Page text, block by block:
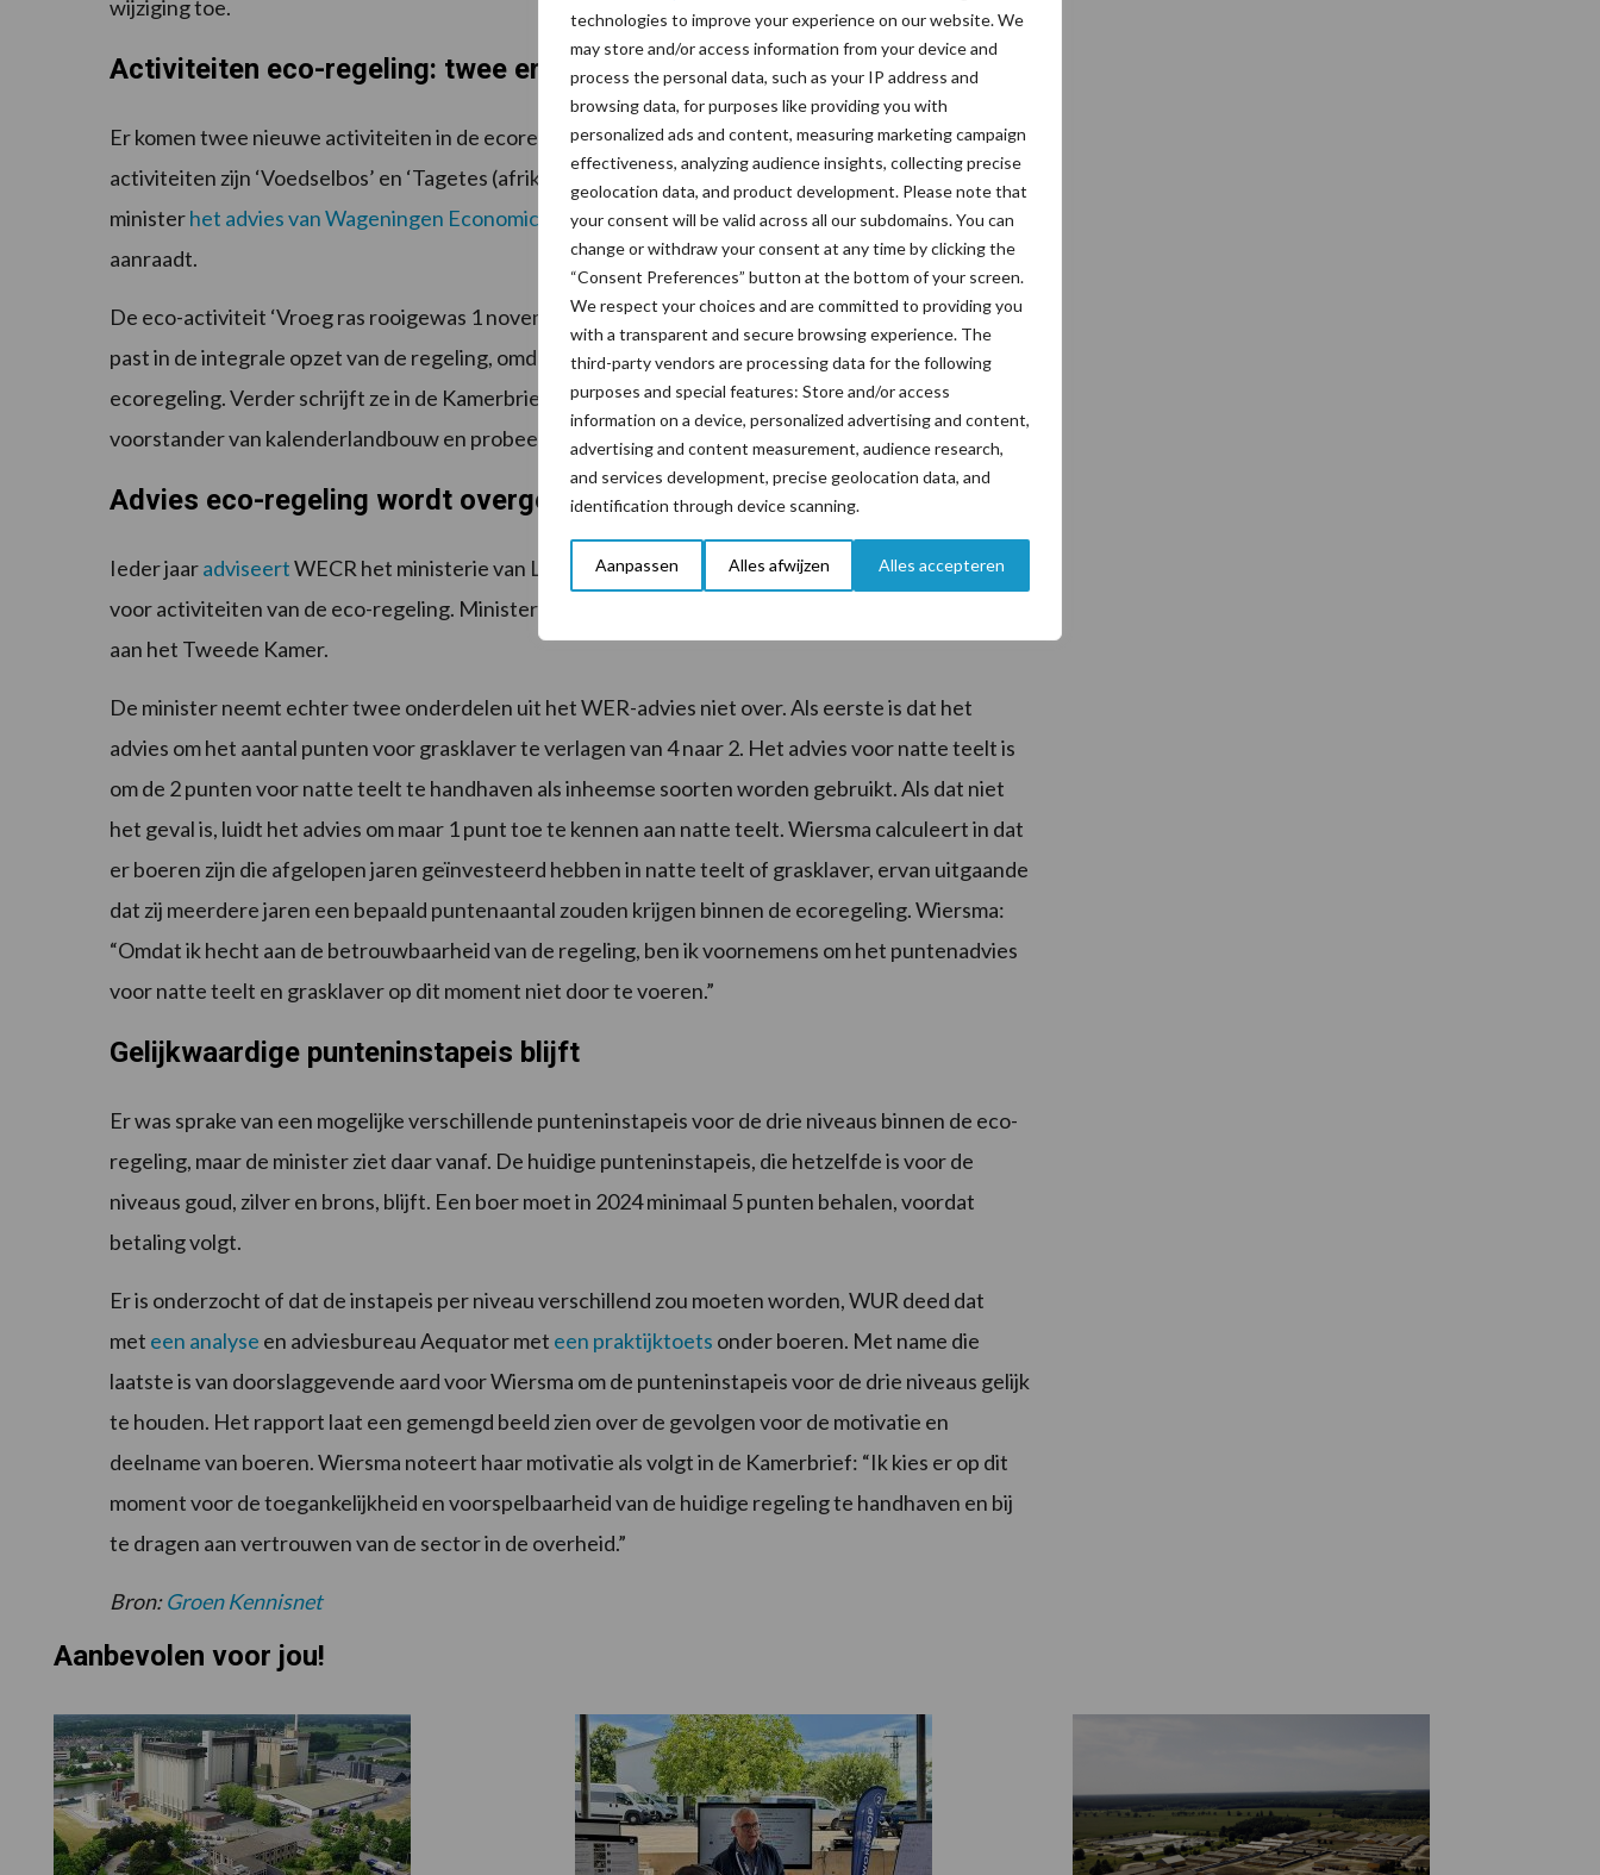
technologies to improve your experience on our website. We
may store and/or access information from your device and
process the personal data, such as your IP address and
browsing data, for purposes like providing you with
personalized ads and content, measuring marketing campaign
effectiveness, analyzing audience insights, collecting precise
geolocation data, and product development. Please note that
your consent will be valid across all our subdomains. You can
change or withdraw your consent at any time by clicking the
“Consent Preferences” button at the bottom of your screen.
We respect your choices and are committed to providing you
with a transparent and secure browsing experience. The
third-party vendors are processing data for the following
purposes and special features: Store and/or access
information on a device, personalized advertising and content,
advertising and content measurement, audience research,
and services development, precise geolocation data, and
identification through device scanning.
Aanpassen Alles afwijzen Alles accepteren
wijziging toe.
Activiteiten eco-regeling: twee erbij, één eraf
Er komen twee nieuwe activiteiten in de ecoregeling en er verdwijnt één activiteit. De nieuwe
activiteiten zijn ‘Voedselbos’ en ‘Tagetes (afrikaantjes) als aaltjesbestrijding’. Hiermee neemt de
ministerhet advies van Wageningen Economic Research(WECR) over, die deze nieuwe activiteiten
aanraadt.
De eco-activiteit ‘Vroeg ras rooigewas 1 november’ vervalt. De minister vindt dat deze activiteit niet
past in de integrale opzet van de regeling, omdat de activiteit slechts bijdraagt aan één doel van de
ecoregeling. Verder schrijft ze in de Kamerbrief: “Bovendien ben ik over het algemeen geen
voorstander van kalenderlandbouw en probeer ik deze te verminderen.”
Advies eco-regeling wordt overgenomen
Ieder jaaradviseertWECR het ministerie van LVVN over de gewassenlijsten en puntentoekenning
voor activiteiten van de eco-regeling. Minister Wiersma neemt dit advies grotendeels over, meldt ze
aan het Tweede Kamer.
De minister neemt echter twee onderdelen uit het WER-advies niet over. Als eerste is dat het
advies om het aantal punten voor grasklaver te verlagen van 4 naar 2. Het advies voor natte teelt is
om de 2 punten voor natte teelt te handhaven als inheemse soorten worden gebruikt. Als dat niet
het geval is, luidt het advies om maar 1 punt toe te kennen aan natte teelt. Wiersma calculeert in dat
er boeren zijn die afgelopen jaren geïnvesteerd hebben in natte teelt of grasklaver, ervan uitgaande
dat zij meerdere jaren een bepaald puntenaantal zouden krijgen binnen de ecoregeling. Wiersma:
“Omdat ik hecht aan de betrouwbaarheid van de regeling, ben ik voornemens om het puntenadvies
voor natte teelt en grasklaver op dit moment niet door te voeren.”
Gelijkwaardige punteninstapeis blijft
Er was sprake van een mogelijke verschillende punteninstapeis voor de drie niveaus binnen de eco-
regeling, maar de minister ziet daar vanaf. De huidige punteninstapeis, die hetzelfde is voor de
niveaus goud, zilver en brons, blijft. Een boer moet in 2024 minimaal 5 punten behalen, voordat
betaling volgt.
Er is onderzocht of dat de instapeis per niveau verschillend zou moeten worden, WUR deed dat
met een analyse en adviesbureau Aequator met een praktijktoets onder boeren. Met name die
laatste is van doorslaggevende aard voor Wiersma om de punteninstapeis voor de drie niveaus gelijk
te houden. Het rapport laat een gemengd beeld zien over de gevolgen voor de motivatie en
deelname van boeren. Wiersma noteert haar motivatie als volgt in de Kamerbrief: “Ik kies er op dit
moment voor de toegankelijkheid en voorspelbaarheid van de huidige regeling te handhaven en bij
te dragen aan vertrouwen van de sector in de overheid.”
Bron:Groen Kennisnet
Aanbevolen voor jou!